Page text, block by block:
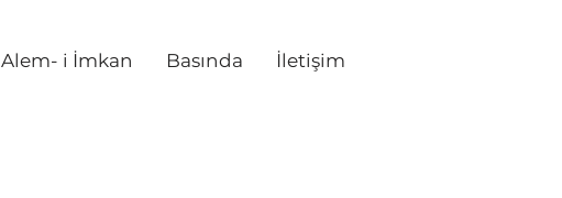
Alem- i İmkan Basında İletişim